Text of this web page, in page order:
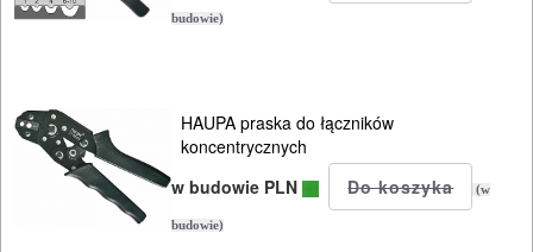
budowie)
HAUPA praska do łączników
koncentrycznych
w budowie PLN
(w
budowie)